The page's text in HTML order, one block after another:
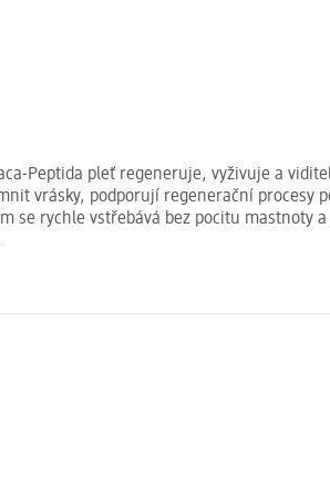
Peptida pleť regeneruje, vyživuje a
vrásky, podporují regenerační
se rychle vstřebává bez pocitu